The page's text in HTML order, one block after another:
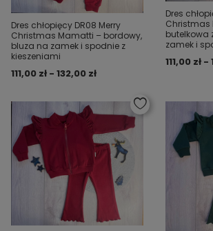
Dres chłopięcy DR08 Merry
Christmas Mamatti – bordowy,
bluza na zamek i spodnie z
kieszeniami
111,00 zł - 132,00 zł
Dres
Christmas
butelkowa
zamek i
111,00 zł -